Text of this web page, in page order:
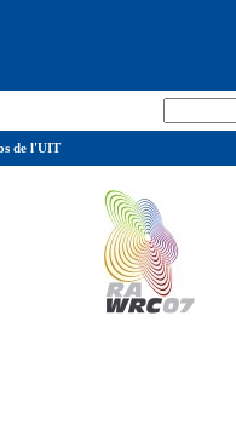
de l'UIT